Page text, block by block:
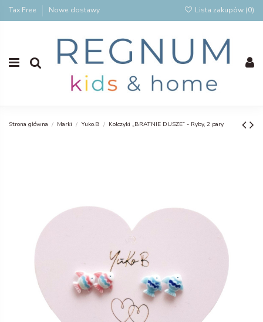
Tax Free Nowe dostawy Lista zakupów (0)
Strona główna Marki Yuko.B Kolczyki „BRATNIE DUSZE” - Ryby, 2 pary